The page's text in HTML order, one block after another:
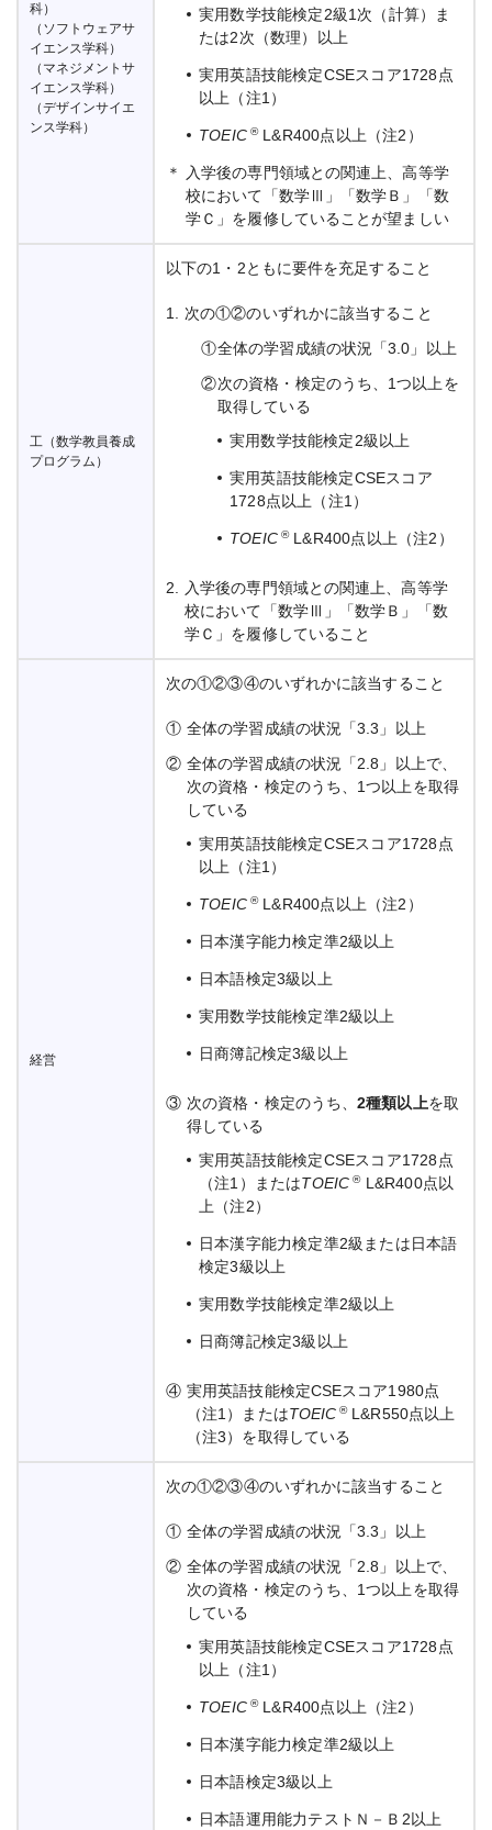
科）
（ソフトウェアサ
イエンス学科）
（マネジメントサ
イエンス学科）
（デザインサイエ
ンス学科）
実用数学技能検定2級1次（計算）ま
たは2次（数理）以上
実用英語技能検定CSEスコア1728点
以上（注1）
TOEIC ®L&R400点以上（注2）
＊
入学後の専門領域との関連上、高等学
校において「数学Ⅲ」「数学Ｂ」「数
学Ｃ」を履修していることが望ましい
工（数学教員養成
プログラム）
以下の1・2ともに要件を充足すること
1. 次の①②のいずれかに該当すること
①全体の学習成績の状況「3.0」以上
②次の資格・検定のうち、1つ以上を
取得している
実用数学技能検定2級以上
実用英語技能検定CSEスコア
1728点以上（注1）
TOEIC ®L&R400点以上（注2）
2. 入学後の専門領域との関連上、高等学
校において「数学Ⅲ」「数学Ｂ」「数
学Ｃ」を履修していること
経営
次の①②③④のいずれかに該当すること
① 全体の学習成績の状況「3.3」以上
② 全体の学習成績の状況「2.8」以上で、
次の資格・検定のうち、1つ以上を取得
している
実用英語技能検定CSEスコア1728点
以上（注1）
TOEIC ®L&R400点以上（注2）
日本漢字能力検定準2級以上
日本語検定3級以上
実用数学技能検定準2級以上
日商簿記検定3級以上
③ 次の資格・検定のうち、2種類以上を取
得している
実用英語技能検定CSEスコア1728点
（注1）またはTOEIC ®L&R400点以
上（注2）
日本漢字能力検定準2級または日本語
検定3級以上
実用数学技能検定準2級以上
日商簿記検定3級以上
④ 実用英語技能検定CSEスコア1980点
（注1）またはTOEIC ®L&R550点以上
（注3）を取得している
次の①②③④のいずれかに該当すること
① 全体の学習成績の状況「3.3」以上
② 全体の学習成績の状況「2.8」以上で、
次の資格・検定のうち、1つ以上を取得
している
実用英語技能検定CSEスコア1728点
以上（注1）
TOEIC ®L&R400点以上（注2）
日本漢字能力検定準2級以上
日本語検定3級以上
日本語運用能力テストＮ－Ｂ2以上